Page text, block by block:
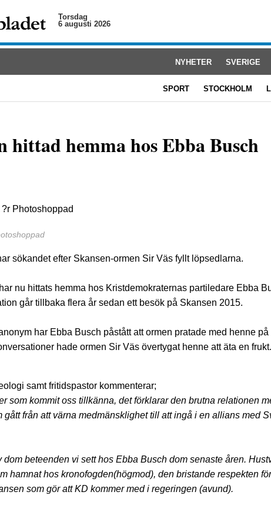
Torsdag
6 augusti 2026
NYHETER SVERIGE
SPORT STOCKHOLM
hittad hemma hos Ebba Busch
sökandet efter Skansen-ormen Sir Väs fyllt löpsedlarna.
nu hittats hemma hos Kristdemokraternas partiledare Ebba
går tillbaka flera år sedan ett besök på Skansen 2015.
har Ebba Busch påstått att ormen pratade med henne på
hade ormen Sir Väs övertygat henne att äta en
samt fritidspastor kommenterar;
som kommit oss tillkänna, det förklarar den brutna relationen
gått från att värna medmänsklighet till att ingå i en allians med
dom beteenden vi sett hos Ebba Busch dom senaste åren.
hamnat hos kronofogden(högmod), den bristande respekten
som gör att KD kommer med i regeringen (avund).